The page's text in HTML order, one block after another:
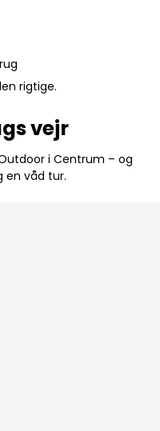
rigtige.
vejr
i Centrum – og
en våd tur.